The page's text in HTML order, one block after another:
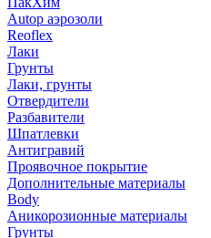
Autop аэрозоли
Reoflex
Лаки
Грунты
Лаки, грунты
Отвердители
Разбавители
Шпатлевки
Антигравий
Проявочное покрытие
Дополнительные материалы
Body
Аникорозионные материалы
Грунты